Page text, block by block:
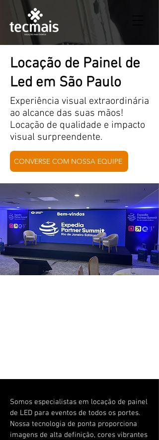
Locação de Painel de
Led em São Paulo
Experiência visual extraordinária
ao alcance das suas mãos!
Locação de qualidade e impacto
visual surpreendente.
CONVERSE COM NOSSA EQUIPE
Somos especialistas em locação de painel
de LED para eventos de todos os portes.
Nossa tecnologia de ponta proporciona
imagens de alta definição, cores vibrantes